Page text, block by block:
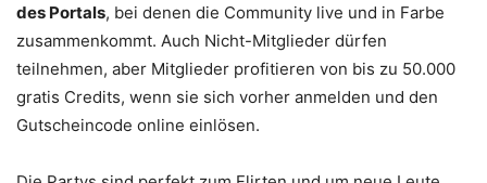
des Portals, bei denen die Community live und in Farbe
zusammenkommt. Auch Nicht-Mitglieder dürfen
teilnehmen, aber Mitglieder profitieren von bis zu 50.000
gratis Credits, wenn sie sich vorher anmelden und den
Gutscheincode online einlösen.